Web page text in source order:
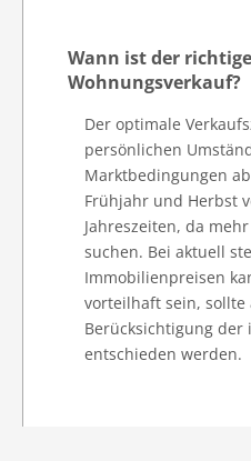
Wann ist der
Wohnungsverkauf?
Der optimale
persönlichen
Marktbedingungen
Frühjahr und Herbst
Jahreszeiten, da
suchen. Bei aktuell
Immobilienpreisen
vorteilhaft sein,
Berücksichtigung
entschieden werden.